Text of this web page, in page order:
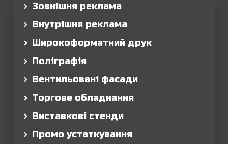
Зовнішня реклама
Внутрішня реклама
Широкоформатний друк
Поліграфія
Вентильовані фасади
Торгове обладнання
Виставкові стенди
Промо устаткування